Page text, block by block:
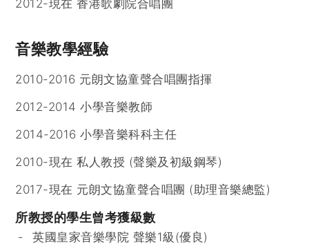
2012-現在 香港歌劇院合唱團
音樂教學經驗
2010-2016 元朗文協童聲合唱團指揮
2012-2014 小學音樂教師
2014-2016 小學音樂科科主任
2010-現在 私人教授 (聲樂及初級鋼琴)
2017-現在 元朗文協童聲合唱團 (助理音樂總監)
所教授的學生曾考獲級數
英國皇家音樂學院 聲樂1級(優良)